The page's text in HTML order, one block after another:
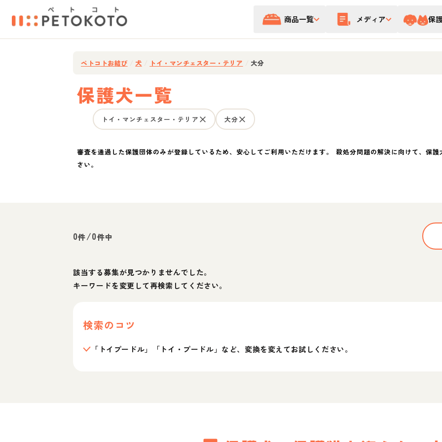
商品一覧 メディア 保
ペトコトお結び 犬 トイ・マンチェスター・テリア 大分
保護犬一覧
トイ・マンチェスター・テリア 大分
審査を通過した保護団体のみが登録しているため、安心してご利用いただけます。 殺処分問題の解決に向けて、保
さい。
0件/0件中
該当する募集が見つかりませんでした。
キーワードを変更して再検索してください。
検索のコツ
「トイプードル」「トイ・プードル」など、変換を変えてお試しください。